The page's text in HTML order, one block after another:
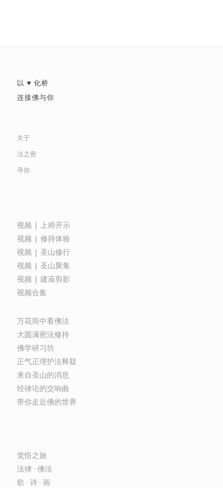
以 ♥ 化桥
连接佛与你
关于
法之密
寻你
视频 | 上师开示
视频 | 修持体验
视频 | 圣山修行
视频 | 圣山聚集
视频 | 建庙剪影
视频合集
万花筒中看佛法
大圆满密法修持
佛学研习坊
正气正理护法释疑
来自圣山的消息
经律论的交响曲
带你走近佛的世界
觉悟之旅
法律 · 佛法
歌 · 诗 · 画